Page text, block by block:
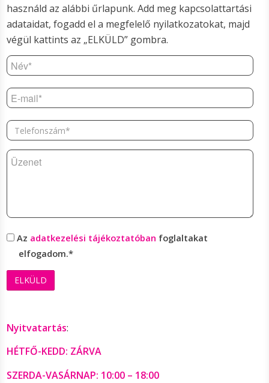
használd az alábbi űrlapunk. Add meg kapcsolattartási
adataidat, fogadd el a megfelelő nyilatkozatokat, majd
végül kattints az „ELKÜLD” gombra.
Név*
E-
mail*
Telefonszám*
Üzenet
Adatkezelés
Az adatkezelési tájékoztatóban foglaltakat
elfogadom.*
Nyitvatartás:
HÉTFŐ-KEDD: ZÁRVA
SZERDA-VASÁRNAP: 10:00 – 18:00